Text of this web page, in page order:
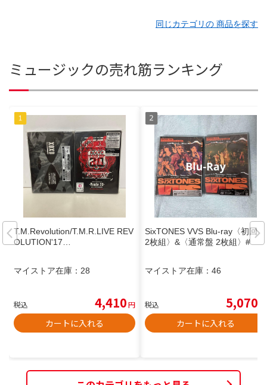
同じカテゴリの 商品を探す
ミュージックの売れ筋ランキング
T.M.Revolution/T.M.R.LIVE REV
OLUTION'17…
マイストア在庫： 28
税込 4,410円
カートに入れる
SixTONES VVS Blu-ray〈初回盤
2枚組〉&〈通常盤 2枚組〉#
マイストア在庫： 46
税込 5,070
カートに入れる